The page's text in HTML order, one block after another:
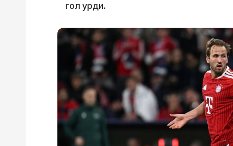
гол урди.